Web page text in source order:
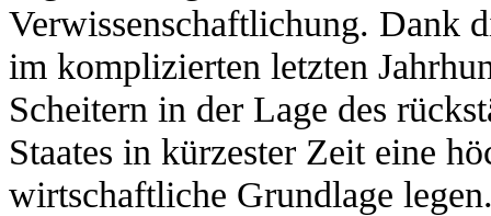
Verwissenschaftlichung. Dank
im komplizierten letzten
Scheitern in der Lage des
Staates in kürzester Zeit eine
wirtschaftliche Grundlage